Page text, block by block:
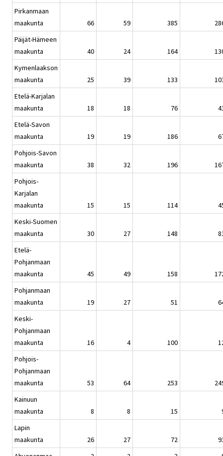
Pirkanmaan
maakunta
66 59 385
Päijät-Hämeen
maakunta
40 24 164
Kymenlaakson
maakunta
25 39 133
Etelä-Karjalan
maakunta
18 18 76
Etelä-Savon
maakunta
19 19 186
Pohjois-Savon
maakunta
38 32 196
Pohjois-
Karjalan
maakunta
15 15 114
Keski-Suomen
maakunta
30 27 148
Etelä-
Pohjanmaan
maakunta
45 49 158
Pohjanmaan
maakunta
19 27 51
Keski-
Pohjanmaan
maakunta
16 4 100
Pohjois-
Pohjanmaan
maakunta
53 64 253
Kainuun
maakunta
8 8 15
Lapin
maakunta
26 27 72